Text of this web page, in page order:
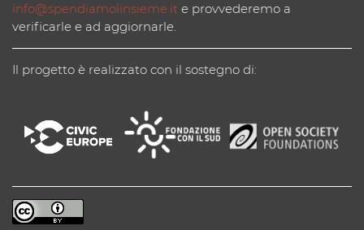
info@spendiamolinsieme.it e provvederemo a
verificarle e ad aggiornarle.
Il progetto è realizzato con il sostegno di: